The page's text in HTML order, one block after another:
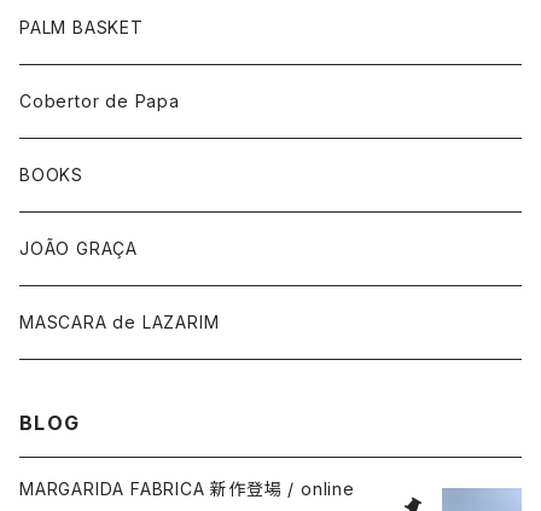
靴下柄あり
靴下ホワイト
帽子
手袋
PALM BASKET
Cobertor de Papa
BOOKS
JOÃO GRAÇA
MASCARA de LAZARIM
BLOG
MARGARIDA FABRICA 新作登場 / online